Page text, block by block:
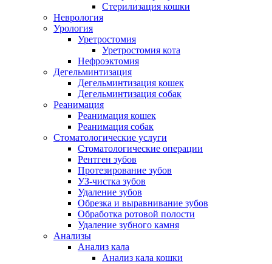
Стерилизация кошки
Неврология
Урология
Уретростомия
Уретростомия кота
Нефроэктомия
Дегельминтизация
Дегельминтизация кошек
Дегельминтизация собак
Реанимация
Реанимация кошек
Реанимация собак
Стоматологические услуги
Стоматологические операции
Рентген зубов
Протезирование зубов
УЗ-чистка зубов
Удаление зубов
Обрезка и выравнивание зубов
Обработка ротовой полости
Удаление зубного камня
Анализы
Анализ кала
Анализ кала кошки